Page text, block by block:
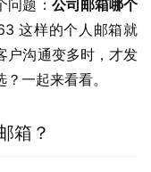
题： 公司邮箱哪个
这样的个人邮箱就
户沟通变多时，才发
一起来看看。
箱？